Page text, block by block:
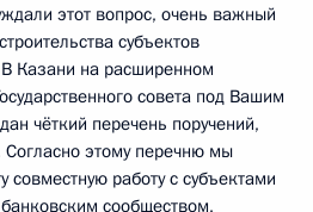
этот вопрос, очень важный
субъектов
Казани на расширенном
совета под Вашим
чёткий перечень поручений,
этому перечню мы
совместную работу с субъектами
сообществом,